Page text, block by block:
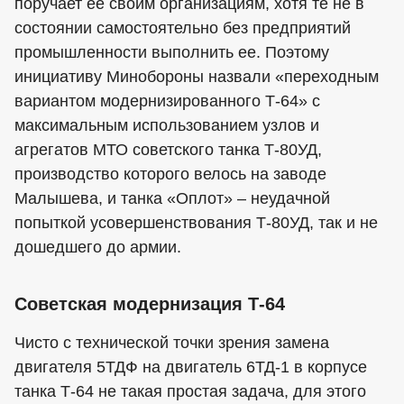
поручает её своим организациям, хотя те не в
состоянии самостоятельно без предприятий
промышленности выполнить ее. Поэтому
инициативу Минобороны назвали «переходным
вариантом модернизированного Т-64» с
максимальным использованием узлов и
агрегатов МТО советского танка Т-80УД,
производство которого велось на заводе
Малышева, и танка «Оплот» – неудачной
попыткой усовершенствования Т-80УД, так и не
дошедшего до армии.
Советская модернизация Т-64
Чисто с технической точки зрения замена
двигателя 5ТДФ на двигатель 6ТД-1 в корпусе
танка Т-64 не такая простая задача, для этого